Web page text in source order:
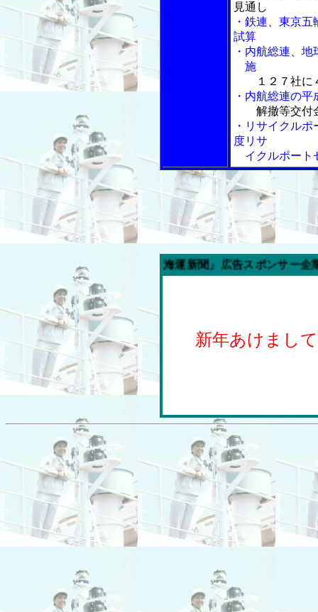
見通し
・鉄連、東京
試算
・内航総連、
施
１２７社に
・内航総連の
解撤等交付
・リサイクル
度リサ
イクルポート
「内航海運新聞」広告スポンサー企業
新年あけまし